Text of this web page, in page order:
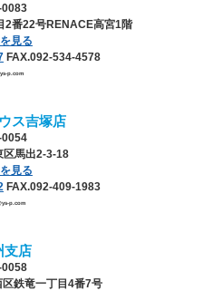
0083
2番22号RENACE高宮1階
見る
FAX.092-534-4578
p.com
ス吉塚店
0054
区馬出2-3-18
見る
FAX.092-409-1983
p.com
支店
0058
鉄竜一丁目4番7号